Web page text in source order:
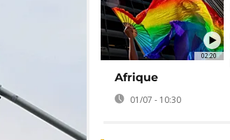
02:20
Afrique
01/07 - 10:30